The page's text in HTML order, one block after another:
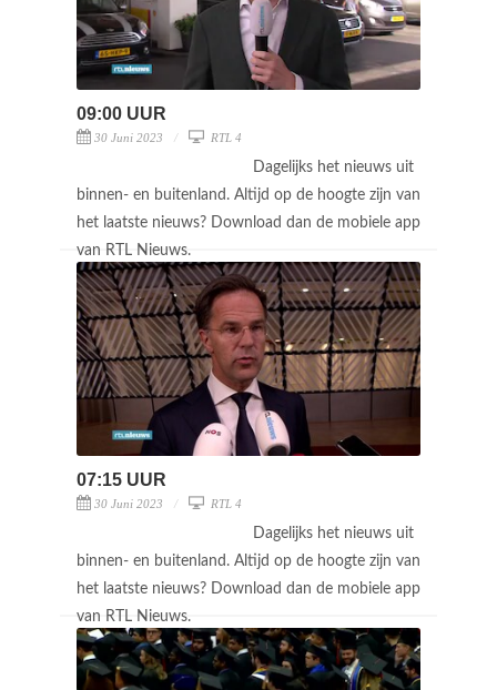
09:00 UUR
30 Juni 2023 RTL 4
Dagelijks het nieuws uit
binnen- en buitenland. Altijd op de hoogte zijn van
het laatste nieuws? Download dan de mobiele app
van RTL Nieuws.
07:15 UUR
30 Juni 2023 RTL 4
Dagelijks het nieuws uit
binnen- en buitenland. Altijd op de hoogte zijn van
het laatste nieuws? Download dan de mobiele app
van RTL Nieuws.